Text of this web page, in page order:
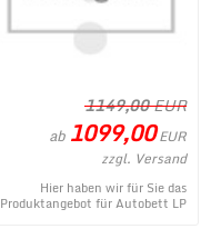
1149,00EUR
ab 1099,00EUR
zzgl. Versand
Hier haben wir für Sie das
Produktangebot für Autobett LP